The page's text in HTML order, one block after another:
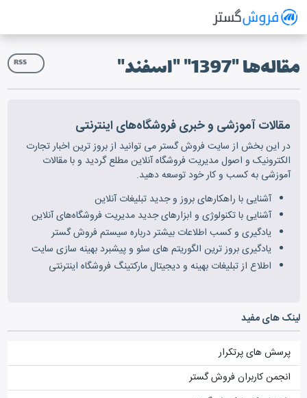
سیستم مدیریت فروش آنلاین
RSS مقاله‌ها "1397" "اسفند"
مقالات آموزشی و خبری فروشگاه‌های اینترنتی
در این بخش از سایت فروش گستر می توانید از بروز ترین اخبار تجارت
الکترونیک و اصول مدیریت فروشگاه آنلاین مطلع گردید و با مقالات
آموزشی به کسب و کار خود توسعه دهید.
آشنایی با راهکارهای بروز و جدید تبلیغات آنلاین
آشنایی با تکنولوژی و ابزارهای جدید مدیریت فروشگاه‌های آنلاین
یادگیری و کسب اطلاعات بیشتر درباره سیستم فروش گستر
یادگیری بروز ترین الگوریتم های سئو و پیشبرد بهینه سازی سایت
اطلاع از تبلیغات بهینه و دیجیتال مارکتینگ فروشگاه اینترنتی
لینک های مفید
پرسش های پرتکرار
انجمن کاربران فروش گستر